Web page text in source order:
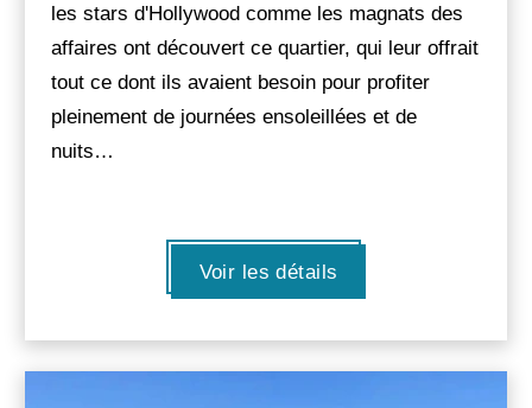
les stars d'Hollywood comme les magnats des
affaires ont découvert ce quartier, qui leur offrait
tout ce dont ils avaient besoin pour profiter
pleinement de journées ensoleillées et de
nuits…
Voir les détails